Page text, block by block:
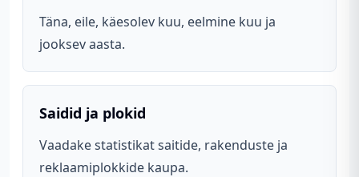
Täna, eile, käesolev kuu, eelmine kuu ja
jooksev aasta.
Saidid ja plokid
Vaadake statistikat saitide, rakenduste ja
reklaamiplokkide kaupa.